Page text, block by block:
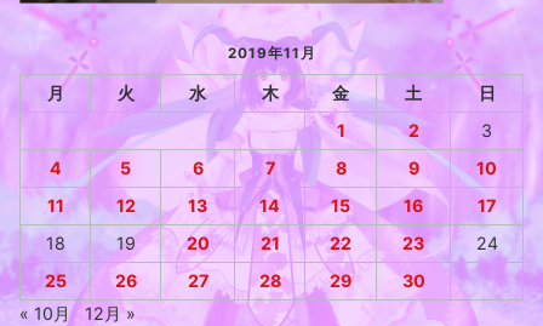
2019年11月
月 火 水 木 金 土
日
1
2
3
4
5 6 7 8 9
10
11
12 13 14 15 16
17
18
19 20 21 22 23
24
25
26 27 28 29
30
« 10月
12月 »